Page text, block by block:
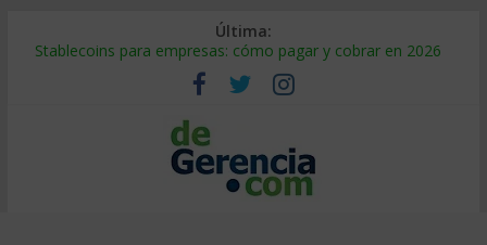
Última:
Stablecoins para empresas: cómo pagar y cobrar en 2026
Despido silencioso: qué es y por qué sale tan caro
IA en selección de personal: cómo auditarla a tiempo
Trabajo forzoso en la cadena de suministro: qué hacer
Mercado hispano de EE. UU.: cómo segmentarlo y venderle